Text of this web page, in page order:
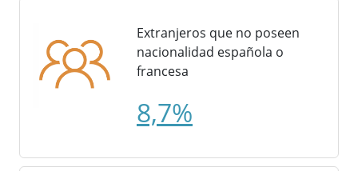
Extranjeros que no poseen
nacionalidad española o
francesa
8,7%